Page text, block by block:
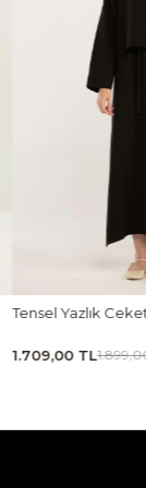
Taşlanmış İnce
1.619,00 TL1.799,00